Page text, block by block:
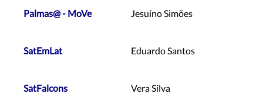
Palmas@ - MoVe Jesuíno Simões
SatEmLat Eduardo Santos
SatFalcons Vera Silva